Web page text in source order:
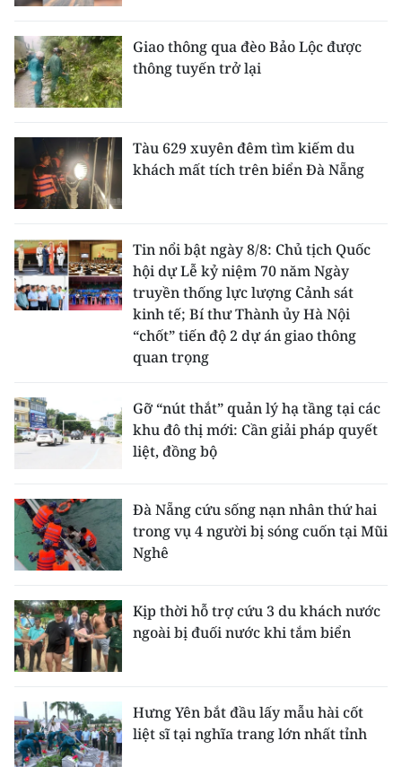
Giao thông qua đèo Bảo Lộc được
thông tuyến trở lại
Tàu 629 xuyên đêm tìm kiếm du
khách mất tích trên biển Đà Nẵng
Tin nổi bật ngày 8/8: Chủ tịch Quốc
hội dự Lễ kỷ niệm 70 năm Ngày
truyền thống lực lượng Cảnh sát
kinh tế; Bí thư Thành ủy Hà Nội
“chốt” tiến độ 2 dự án giao thông
quan trọng
Gỡ “nút thắt” quản lý hạ tầng tại các
khu đô thị mới: Cần giải pháp quyết
liệt, đồng bộ
Đà Nẵng cứu sống nạn nhân thứ hai
trong vụ 4 người bị sóng cuốn tại Mũi
Nghê
Kịp thời hỗ trợ cứu 3 du khách nước
ngoài bị đuối nước khi tắm biển
Hưng Yên bắt đầu lấy mẫu hài cốt
liệt sĩ tại nghĩa trang lớn nhất tỉnh